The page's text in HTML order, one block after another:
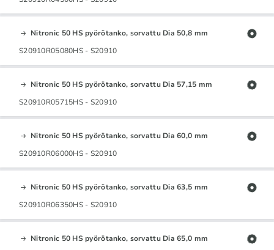
Nitronic 50 HS pyörötanko, sorvattu Dia 50,8 mm
S20910R05080HS - S20910
Nitronic 50 HS pyörötanko, sorvattu Dia 57,15 mm
S20910R05715HS - S20910
Nitronic 50 HS pyörötanko, sorvattu Dia 60,0 mm
S20910R06000HS - S20910
Nitronic 50 HS pyörötanko, sorvattu Dia 63,5 mm
S20910R06350HS - S20910
Nitronic 50 HS pyörötanko, sorvattu Dia 65,0 mm